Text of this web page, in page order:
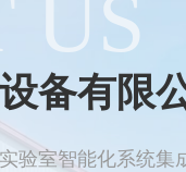
备有限
验室智能化系统集
US